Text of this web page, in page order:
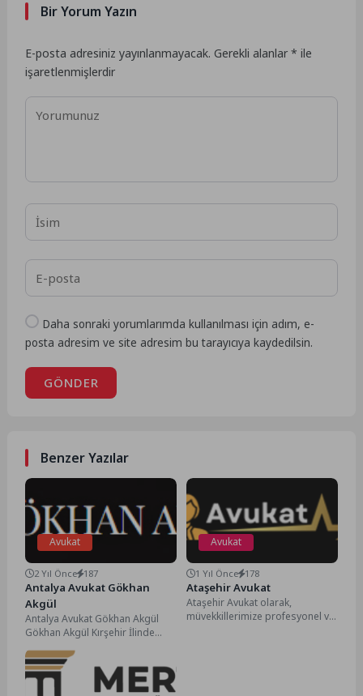
Bir Yorum Yazın
E-posta adresiniz yayınlanmayacak. Gerekli alanlar* ile
işaretlenmişlerdir
Daha sonraki yorumlarımda kullanılması için adım, e-
posta adresim ve site adresim bu tarayıcıya kaydedilsin.
GÖNDER
Benzer Yazılar
Avukat
2 Yıl Önce 187
Antalya Avukat Gökhan
Akgül
Antalya Avukat Gökhan Akgül
Gökhan Akgül Kırşehir İlinde
Adalet Meslek Lisesi’nde...
Avukat
1 Yıl Önce 178
Ataşehir Avukat
Ataşehir Avukat olarak,
müvekkillerimize profesyonel ve